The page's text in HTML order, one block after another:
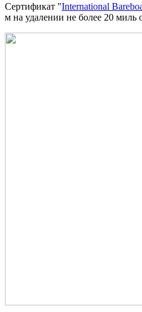
Сертификат "International
м на удалении не более 20 миль